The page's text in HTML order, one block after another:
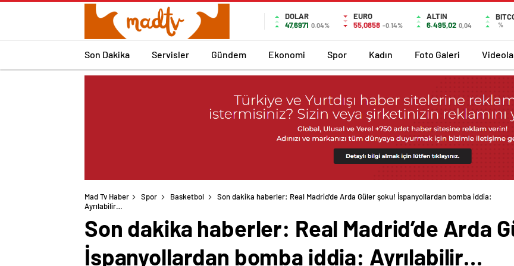
DOLAR
47,6971 0.04%
EURO
55,0858 -0.14%
ALTIN
6.495,02 0,04 %
Son Dakika Servisler Gündem Ekonomi Spor Kadın Foto Galeri
Mad Tv Haber Spor Basketbol Son dakika haberler: Real Madrid’de Arda Güler şoku! İspanyollardan bomba iddia:
Son dakika haberler: Real Madrid’de Arda
İspanyollardan bomba iddia: Ayrılabilir…